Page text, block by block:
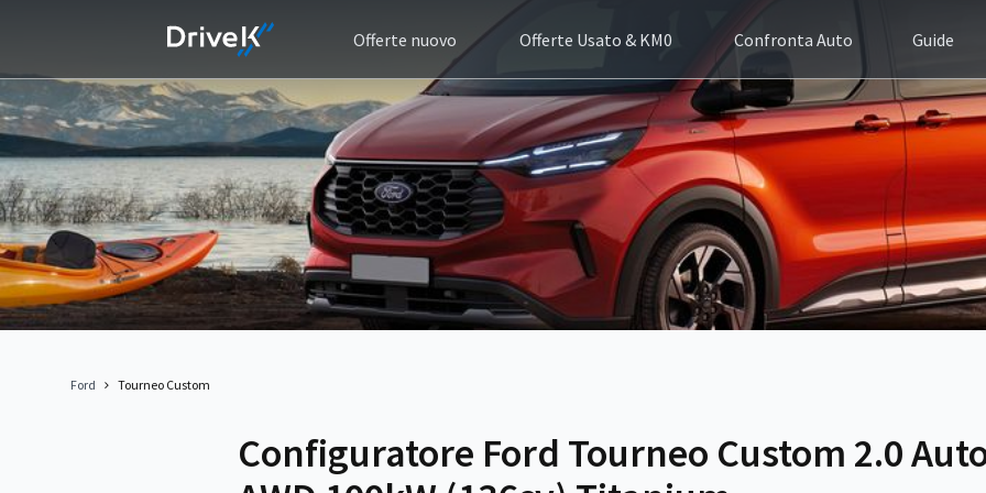
Offerte nuovo Offerte Usato & KM0 Confronta Auto Guide
Ford Tourneo Custom
Configuratore Ford Tourneo Custom 2.0